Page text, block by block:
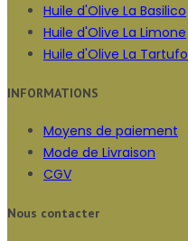
Huile d'Olive La Basilico
Huile d'Olive La Limone
Huile d'Olive La Tartufo
INFORMATIONS
Moyens de paiement
Mode de Livraison
CGV
Nous contacter